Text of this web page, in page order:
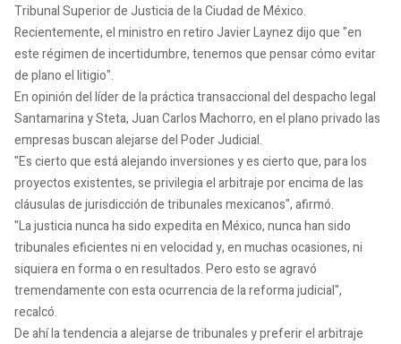
Tribunal Superior de Justicia de la Ciudad de México.
Recientemente, el ministro en retiro Javier Laynez dijo que "en
este régimen de incertidumbre, tenemos que pensar cómo evitar
de plano el litigio".
En opinión del líder de la práctica transaccional del despacho legal
Santamarina y Steta, Juan Carlos Machorro, en el plano privado las
empresas buscan alejarse del Poder Judicial.
"Es cierto que está alejando inversiones y es cierto que, para los
proyectos existentes, se privilegia el arbitraje por encima de las
cláusulas de jurisdicción de tribunales mexicanos", afirmó.
"La justicia nunca ha sido expedita en México, nunca han sido
tribunales eficientes ni en velocidad y, en muchas ocasiones, ni
siquiera en forma o en resultados. Pero esto se agravó
tremendamente con esta ocurrencia de la reforma judicial",
recalcó.
De ahí la tendencia a alejarse de tribunales y preferir el arbitraje